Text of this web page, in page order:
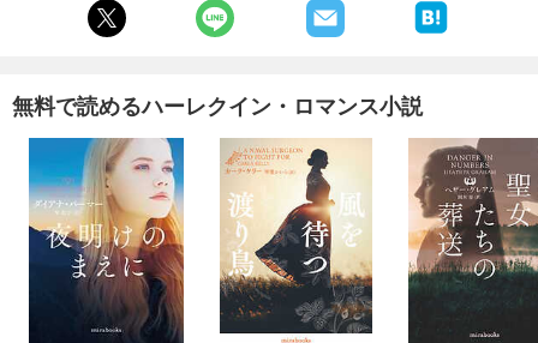
無料で読めるハーレクイン・ロマンス小説